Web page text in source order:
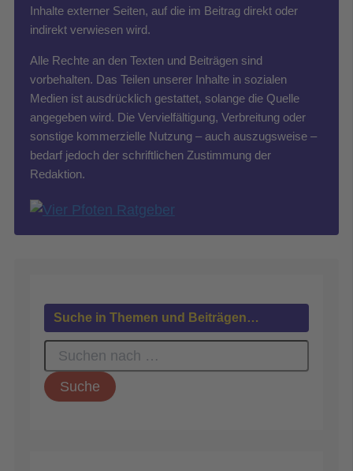
Inhalte externer Seiten, auf die im Beitrag direkt oder
indirekt verwiesen wird.
Alle Rechte an den Texten und Beiträgen sind
vorbehalten. Das Teilen unserer Inhalte in sozialen
Medien ist ausdrücklich gestattet, solange die Quelle
angegeben wird. Die Vervielfältigung, Verbreitung oder
sonstige kommerzielle Nutzung – auch auszugsweise –
bedarf jedoch der schriftlichen Zustimmung der
Redaktion.
Suche in Themen und Beiträgen…
c
h